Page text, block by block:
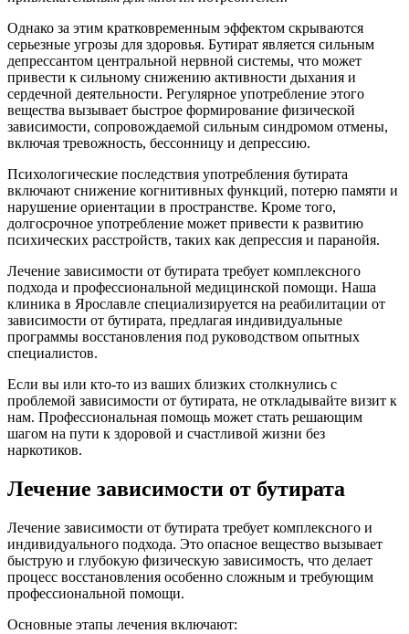
Однако за этим кратковременным эффектом скрываются
серьезные угрозы для здоровья. Бутират является сильным
депрессантом центральной нервной системы, что может
привести к сильному снижению активности дыхания и
сердечной деятельности. Регулярное употребление этого
вещества вызывает быстрое формирование физической
зависимости, сопровождаемой сильным синдромом отмены,
включая тревожность, бессонницу и депрессию.
Психологические последствия употребления бутирата
включают снижение когнитивных функций, потерю памяти и
нарушение ориентации в пространстве. Кроме того,
долгосрочное употребление может привести к развитию
психических расстройств, таких как депрессия и паранойя.
Лечение зависимости от бутирата требует комплексного
подхода и профессиональной медицинской помощи. Наша
клиника в Ярославле специализируется на реабилитации от
зависимости от бутирата, предлагая индивидуальные
программы восстановления под руководством опытных
специалистов.
Если вы или кто-то из ваших близких столкнулись с
проблемой зависимости от бутирата, не откладывайте визит к
нам. Профессиональная помощь может стать решающим
шагом на пути к здоровой и счастливой жизни без
наркотиков.
Лечение зависимости от бутирата
Лечение зависимости от бутирата требует комплексного и
индивидуального подхода. Это опасное вещество вызывает
быструю и глубокую физическую зависимость, что делает
процесс восстановления особенно сложным и требующим
профессиональной помощи.
Основные этапы лечения включают: